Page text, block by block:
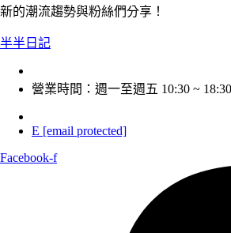
新的潮流趨勢與粉絲們分享！
半半日記
營業時間：週一至週五 10:30 ~ 18:30
E [email protected]
Facebook-f